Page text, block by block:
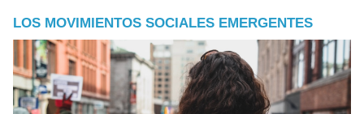
LOS MOVIMIENTOS SOCIALES EMERGENTES